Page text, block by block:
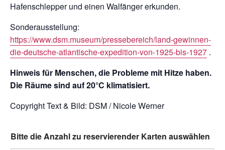
Hafenschlepper und einen Walfänger erkunden.
Sonderausstellung:
https://www.dsm.museum/pressebereich/land-gewinnen-
die-deutsche-atlantische-expedition-von-1925-bis-1927 .
Hinweis für Menschen, die Probleme mit Hitze haben.
Die Räume sind auf 20°C klimatisiert.
Copyright Text & Bild: DSM / Nicole Werner
Bitte die Anzahl zu reservierender Karten auswählen